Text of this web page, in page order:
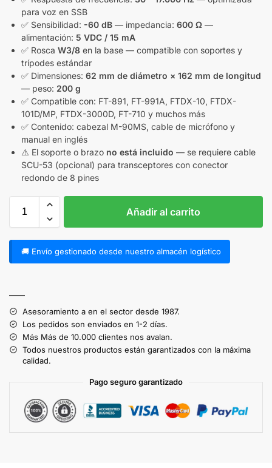
para voz en SSB
✅ Sensibilidad: -60 dB — impedancia: 600 Ω —
alimentación: 5 VDC / 15 mA
✅ Rosca W3/8 en la base — compatible con soportes y
trípodes estándar
✅ Dimensiones: 62 mm de diámetro × 162 mm de longitud
— peso: 200 g
✅ Compatible con: FT-891, FT-991A, FTDX-10, FTDX-
101D/MP, FTDX-3000D, FT-710 y muchos más
✅ Contenido: cabezal M-90MS, cable de micrófono y
manual en inglés
⚠️ El soporte o brazo no está incluido — se requiere cable
SCU-53 (opcional) para transceptores con conector
redondo de 8 pines
Añadir al carrito
🚚 Envío gestionado desde nuestro almacén logístico
t
e
r
n
——
Asesoramiento a en el sector desde 1987.
Los pedidos son enviados en 1-2 días.
Más Más de 10.000 clientes nos avalan.
Todos nuestros productos están garantizados con la máxima
calidad.
Pago seguro garantizado